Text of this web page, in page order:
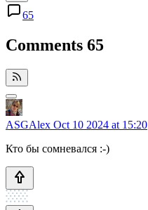
65
Comments 65
ASGAlex Oct 10 2024 at 15:20
Кто бы сомневался :-)